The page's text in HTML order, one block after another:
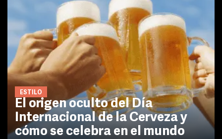
ESTILO
El origen oculto del Día
Internacional de la Cerveza y
cómo se celebra en el mundo